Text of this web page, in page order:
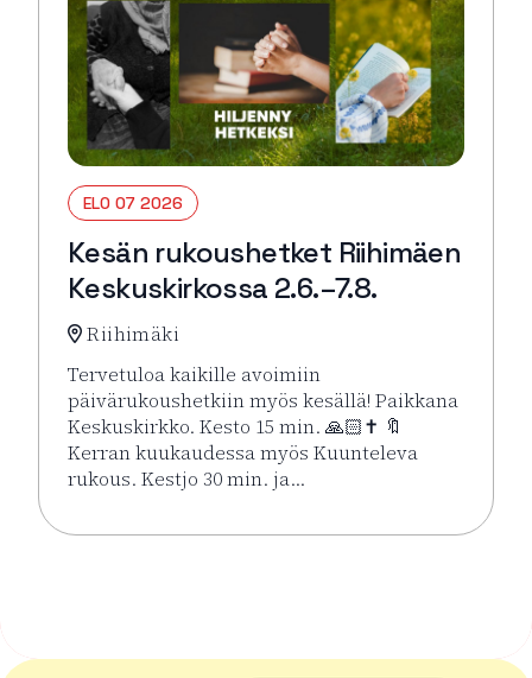
ELO 07 2026
Kesän rukoushetket Riihimäen
Keskuskirkossa 2.6.–7.8.
Riihimäki
Tervetuloa kaikille avoimiin
päivärukoushetkiin myös kesällä! Paikkana
Keskuskirkko. Kesto 15 min. 🙏🏻✝️ 🔖
Kerran kuukaudessa myös Kuunteleva
rukous. Kestjo 30 min. ja…
Lue lisää tapahtumasta Kesän rukoushetket